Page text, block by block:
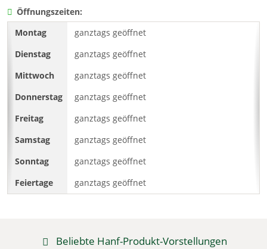
Öffnungszeiten:
ganztags geöffnet
ganztags geöffnet
ganztags geöffnet
ganztags geöffnet
ganztags geöffnet
ganztags geöffnet
ganztags geöffnet
ganztags geöffnet
Beliebte Hanf-Produkt-Vorstellungen